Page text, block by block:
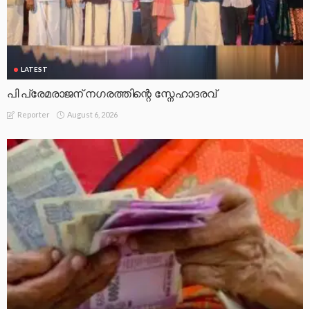
LATEST
പി പ്രേമരാജന് നഗരത്തിന്റെ സ്നേഹാദരവ്
Reporter August 6, 2026